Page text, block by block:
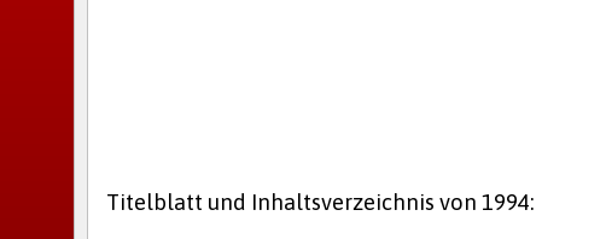
Titelblatt und Inhaltsverzeichnis von 1994: